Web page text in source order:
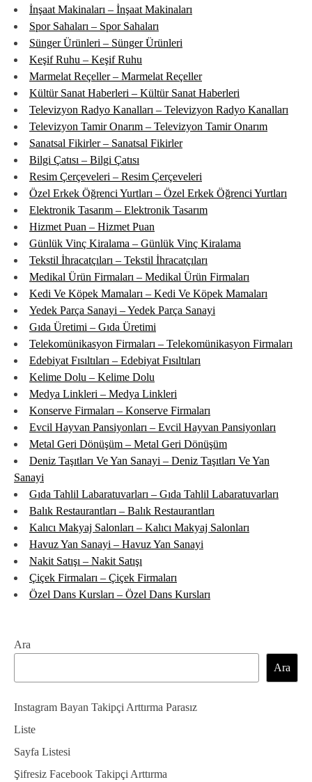
İnşaat Makinaları – İnşaat Makinaları
Spor Sahaları – Spor Sahaları
Sünger Ürünleri – Sünger Ürünleri
Keşif Ruhu – Keşif Ruhu
Marmelat Reçeller – Marmelat Reçeller
Kültür Sanat Haberleri – Kültür Sanat Haberleri
Televizyon Radyo Kanalları – Televizyon Radyo Kanalları
Televizyon Tamir Onarım – Televizyon Tamir Onarım
Sanatsal Fikirler – Sanatsal Fikirler
Bilgi Çatısı – Bilgi Çatısı
Resim Çerçeveleri – Resim Çerçeveleri
Özel Erkek Öğrenci Yurtları – Özel Erkek Öğrenci Yurtları
Elektronik Tasarım – Elektronik Tasarım
Hizmet Puan – Hizmet Puan
Günlük Vinç Kiralama – Günlük Vinç Kiralama
Tekstil İhracatçıları – Tekstil İhracatçıları
Medikal Ürün Firmaları – Medikal Ürün Firmaları
Kedi Ve Köpek Mamaları – Kedi Ve Köpek Mamaları
Yedek Parça Sanayi – Yedek Parça Sanayi
Gıda Üretimi – Gıda Üretimi
Telekomünikasyon Firmaları – Telekomünikasyon Firmaları
Edebiyat Fısıltıları – Edebiyat Fısıltıları
Kelime Dolu – Kelime Dolu
Medya Linkleri – Medya Linkleri
Konserve Firmaları – Konserve Firmaları
Evcil Hayvan Pansiyonları – Evcil Hayvan Pansiyonları
Metal Geri Dönüşüm – Metal Geri Dönüşüm
Deniz Taşıtları Ve Yan Sanayi – Deniz Taşıtları Ve Yan
Sanayi
Gıda Tahlil Labaratuvarları – Gıda Tahlil Labaratuvarları
Balık Restaurantları – Balık Restaurantları
Kalıcı Makyaj Salonları – Kalıcı Makyaj Salonları
Havuz Yan Sanayi – Havuz Yan Sanayi
Nakit Satışı – Nakit Satışı
Çiçek Firmaları – Çiçek Firmaları
Özel Dans Kursları – Özel Dans Kursları
Ara
Ara
Instagram Bayan Takipçi Arttırma Parasız
Liste
Sayfa Listesi
Şifresiz Facebook Takipçi Arttırma